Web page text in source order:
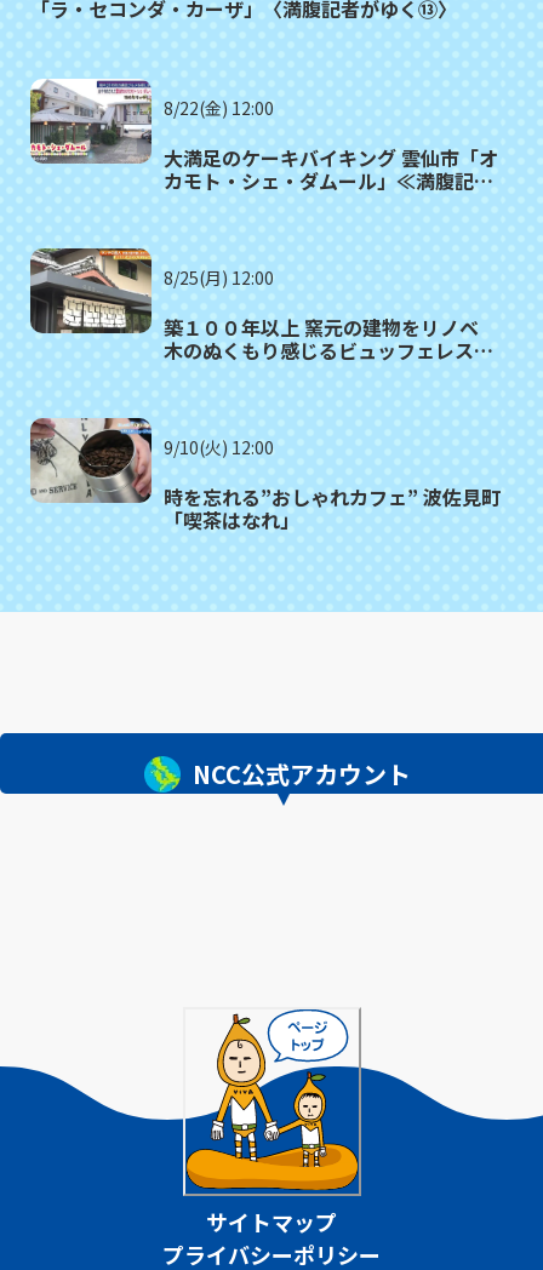
「ラ・セコンダ・カーザ」〈満腹記者がゆく⑬〉
8/22(金) 12:00
大満足のケーキバイキング 雲仙市「オ
カモト・シェ・ダムール」≪満腹記者
8/25(月) 12:00
築１００年以上 窯元の建物をリノベ
木のぬくもり感じるビュッフェレスト
9/10(火) 12:00
時を忘れる”おしゃれカフェ” 波佐見町
「喫茶はなれ」
NCC公式アカウント
サイトマップ
プライバシーポリシー